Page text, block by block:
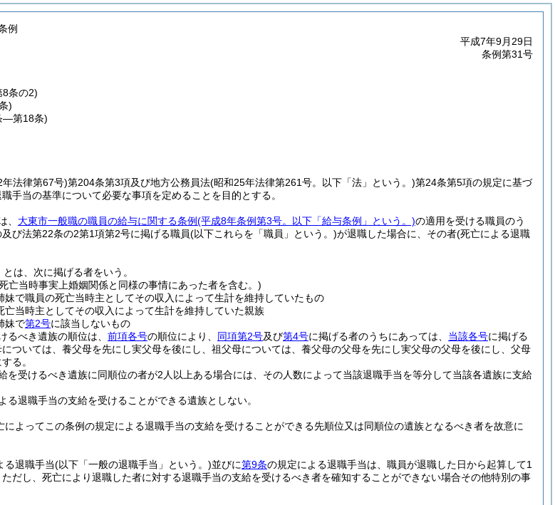
例
平成7年9月29日
条例第31号
条の2)
)
―第18条)
年法律第67号)第204条第3項及び地方公務員法(昭和25年法律第261号。以下「法」という。)第24条第5項の規定に基づ
手当の基準について必要な事項を定めることを目的とする。
、 大東市一般職の職員の給与に関する条例(平成8年条例第3号。以下「給与条例」という。)の適用を受ける職員のう
び法第22条の2第1項第2号に掲げる職員(以下これらを「職員」という。)が退職した場合に、その者(死亡による退職
は、次に掲げる者をいう。
亡当時事実上婚姻関係と同様の事情にあった者を含む。)
で職員の死亡当時主としてその収入によって生計を維持していたもの
亡当時主としてその収入によって生計を維持していた親族
妹で第2号に該当しないもの
るべき遺族の順位は、 前項各号の順位により、 同項第2号及び第4号に掲げる者のうちにあっては、 当該各号に掲げる
ついては、養父母を先にし実父母を後にし、祖父母については、養父母の父母を先にし実父母の父母を後にし、父母
る。
を受けるべき遺族に同順位の者が2人以上ある場合には、その人数によって当該退職手当を等分して当該各遺族に支給
る退職手当の支給を受けることができる遺族としない。
よってこの条例の規定による退職手当の支給を受けることができる先順位又は同順位の遺族となるべき者を故意に
る退職手当(以下「一般の退職手当」という。)並びに第9条の規定による退職手当は、職員が退職した日から起算して1
ただし、死亡により退職した者に対する退職手当の支給を受けるべき者を確知することができない場合その他特別の事